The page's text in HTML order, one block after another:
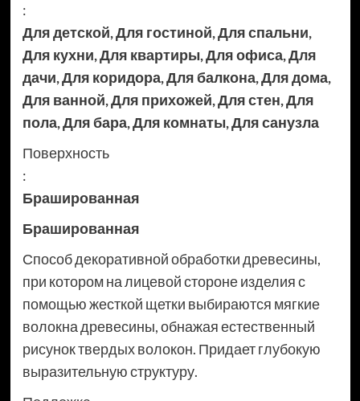
:
Для детской,Для гостиной,Для спальни,
Для кухни,Для квартиры,Для офиса,Для
дачи,Для коридора,Для балкона,Для дома,
Для ванной,Для прихожей,Для стен,Для
пола,Для бара,Для комнаты,Для санузла
Поверхность
:
Брашированная
Брашированная
Способ декоративной обработки древесины,
при котором на лицевой стороне изделия с
помощью жесткой щетки выбираются мягкие
волокна древесины, обнажая естественный
рисунок твердых волокон. Придает глубокую
выразительную структуру.